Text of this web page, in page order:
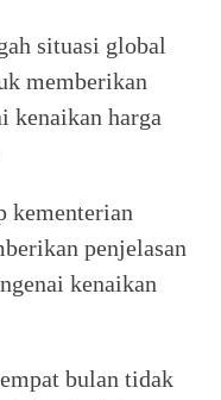
situasi global
memberikan
kenaikan harga
kementerian
penjelasan
kenaikan
bulan tidak